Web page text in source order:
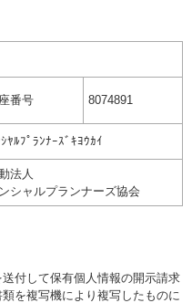
番号 8074891
ﾔﾙﾌﾟﾗﾝﾅｰｽﾞｷﾖｳｶｲ
法人
シャルプランナーズ協会
付して保有個人情報の開示請求
を複写機により複写したものに